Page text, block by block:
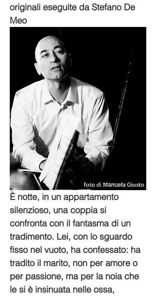
originali eseguite da Stefano De
Meo
È notte, in un appartamento
silenzioso, una coppia si
confronta con il fantasma di un
tradimento. Lei, con lo sguardo
fisso nel vuoto, ha confessato: ha
tradito il marito, non per amore o
per passione, ma per la noia che
le si è insinuata nelle ossa,